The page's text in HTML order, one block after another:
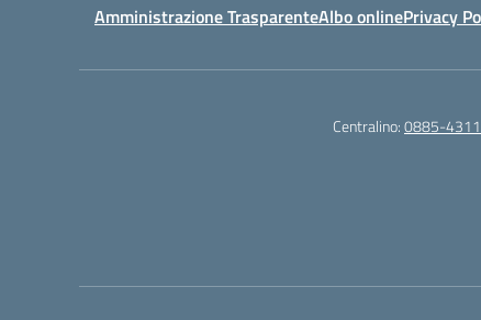
Amministrazione TrasparenteAlbo onlinePrivacy
Centralino:0885-